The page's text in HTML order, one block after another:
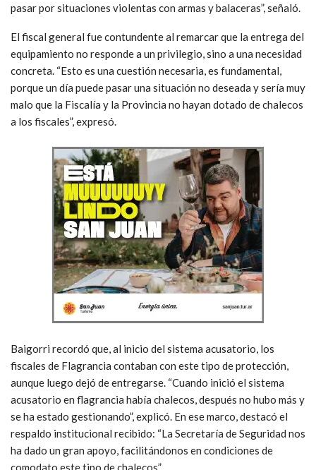
pasar por situaciones violentas con armas y balaceras”, señaló.
El fiscal general fue contundente al remarcar que la entrega del
equipamiento no responde a un privilegio, sino a una necesidad
concreta. “Esto es una cuestión necesaria, es fundamental,
porque un día puede pasar una situación no deseada y sería muy
malo que la Fiscalía y la Provincia no hayan dotado de chalecos
a los fiscales”, expresó.
Baigorri recordó que, al inicio del sistema acusatorio, los
fiscales de Flagrancia contaban con este tipo de protección,
aunque luego dejó de entregarse. “Cuando inició el sistema
acusatorio en flagrancia había chalecos, después no hubo más y
se ha estado gestionando”, explicó. En ese marco, destacó el
respaldo institucional recibido: “La Secretaría de Seguridad nos
ha dado un gran apoyo, facilitándonos en condiciones de
comodato este tipo de chalecos”.